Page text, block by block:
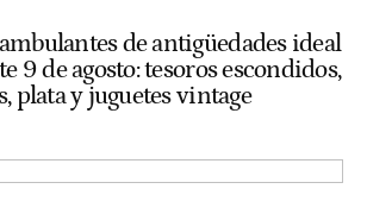
de antigüedades ideal
9 de agosto: tesoros escondidos,
plata y juguetes vintage